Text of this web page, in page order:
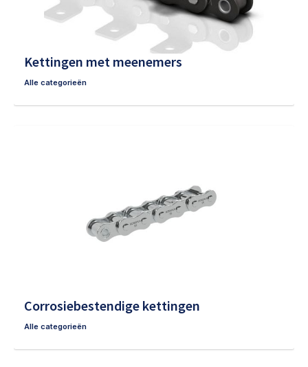
Kettingen met meenemers
Alle categorieën
Corrosiebestendige kettingen
Alle categorieën